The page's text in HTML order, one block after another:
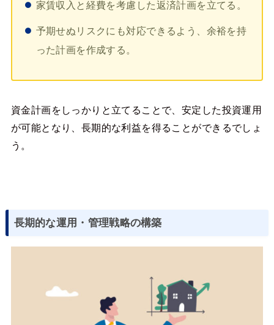
家賃収入と経費を考慮した返済計画を立てる。
予期せぬリスクにも対応できるよう、余裕を持
った計画を作成する。
資金計画をしっかりと立てることで、安定した投資運用
が可能となり、長期的な利益を得ることができるでしょ
う。
長期的な運用・管理戦略の構築